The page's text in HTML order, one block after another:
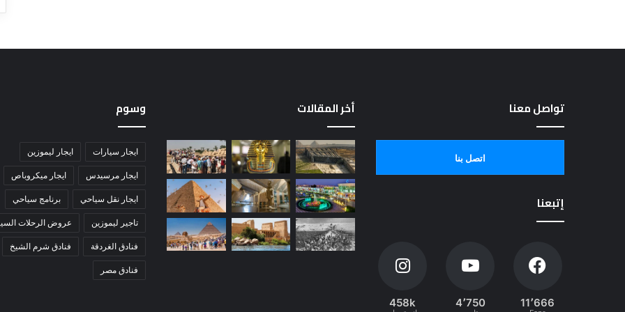
تواصل معنا
اتصل بنا
إتبعنا
11٬666 4٬750 458k
أخر المقالات وسوم
ايجار سيارات ايجار ليموزين
ايجار مرسيدس ايجار ميكروباص
ايجار نقل سياحي برنامج سياحي
تاجير ليموزين عروض الرحلات
فنادق الغردقة فنادق شرم الشيخ
فنادق مصر